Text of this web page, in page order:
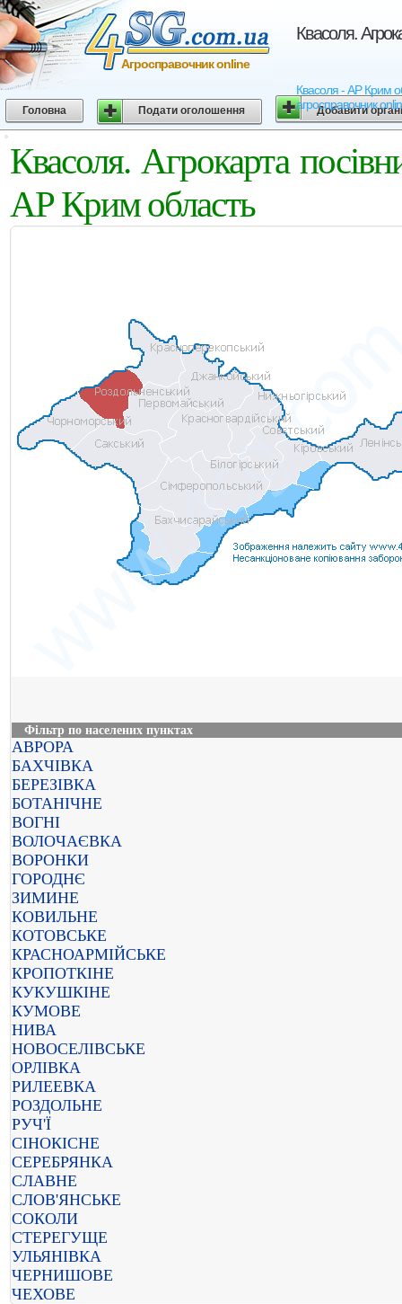
Квасоля.
Квасоля - АР Крим
агросправочник
Агросправочник online
Головна Подати оголошення Добавити
Квасоля. Агрокарта
АР Крим область
Фільтр по населених пунктах
АВРОРА
БАХЧІВКА
БЕРЕЗІВКА
БОТАНІЧНЕ
ВОГНІ
ВОЛОЧАЄВКА
ВОРОНКИ
ГОРОДНЄ
ЗИМИНЕ
КОВИЛЬНЕ
КОТОВСЬКЕ
КРАСНОАРМІЙСЬКЕ
КРОПОТКІНЕ
КУКУШКІНЕ
КУМОВЕ
НИВА
НОВОСЕЛІВСЬКЕ
ОРЛІВКА
РИЛЕЕВКА
РОЗДОЛЬНЕ
РУЧ'Ї
СІНОКІСНЕ
СЕРЕБРЯНКА
СЛАВНЕ
СЛОВ'ЯНСЬКЕ
СОКОЛИ
СТЕРЕГУЩЕ
УЛЬЯНІВКА
ЧЕРНИШОВЕ
ЧЕХОВЕ